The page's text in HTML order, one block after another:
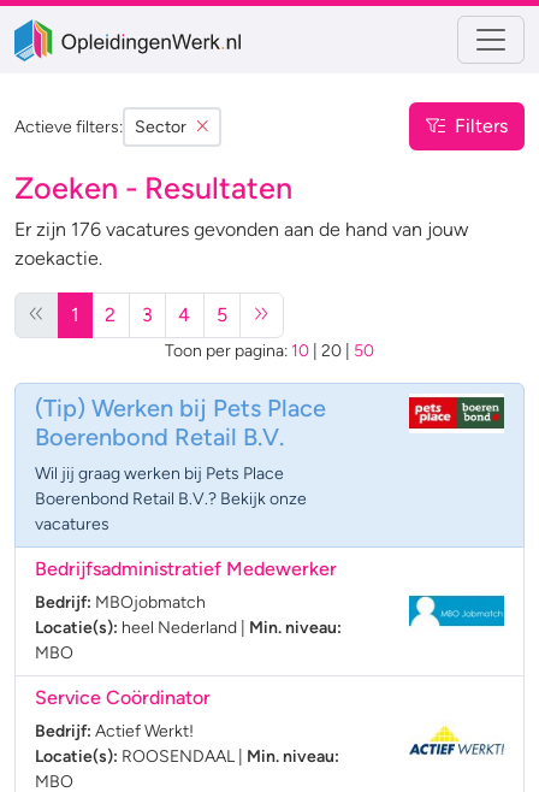
Actieve filters: Sector Filters
Zoeken - Resultaten
Er zijn 176 vacatures gevonden aan de hand van jouw
zoekactie.
1 2 3 4 5
Toon per pagina: 10 20 50
(Tip) Werken bij Pets Place
Boerenbond Retail B.V.
Wil jij graag werken bij Pets Place
Boerenbond Retail B.V.? Bekijk onze
vacatures
Bedrijfsadministratief Medewerker
Bedrijf: MBOjobmatch
Locatie(s): heel Nederland
Min. niveau:
MBO
Service Coördinator
Bedrijf: Actief Werkt!
Locatie(s): ROOSENDAAL
Min. niveau:
MBO